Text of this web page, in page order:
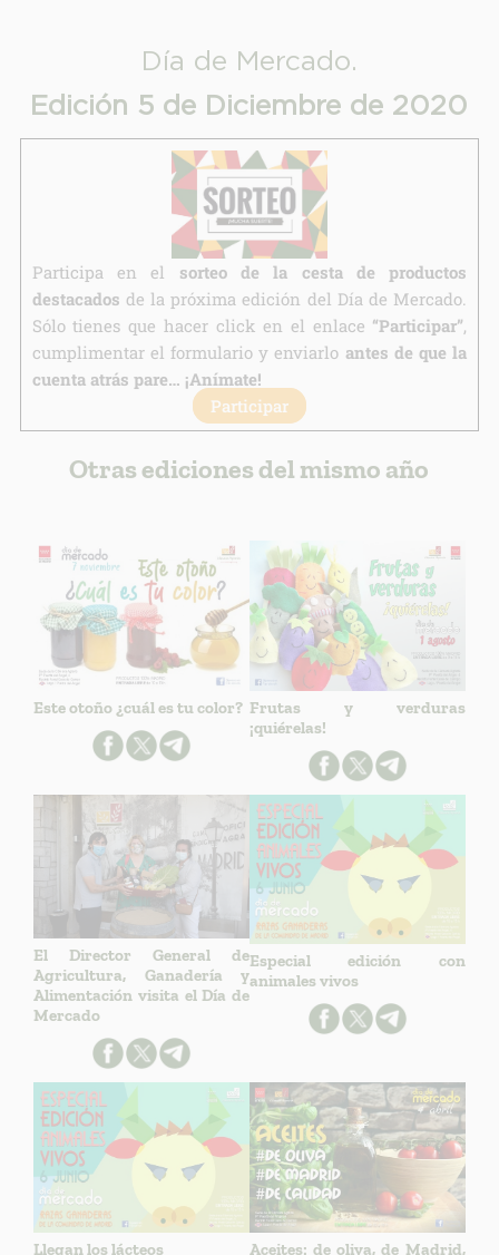
Día de Mercado.
Edición 5 de Diciembre de 2020
Participa en el sorteo de la cesta de productos
destacados de la próxima edición del Día de Mercado.
Sólo tienes que hacer click en el enlace “Participar”,
cumplimentar el formulario y enviarlo antes de que la
cuenta atrás pare… ¡Anímate!
Participar
Otras ediciones del mismo año
Este otoño ¿cuál es tu color? Frutas y verduras
¡quiérelas!
El Director General de
Agricultura, Ganadería y
Alimentación visita el Día de
Mercado
Especial edición con
animales vivos
Llegan los lácteos Aceites: de oliva, de Madrid,